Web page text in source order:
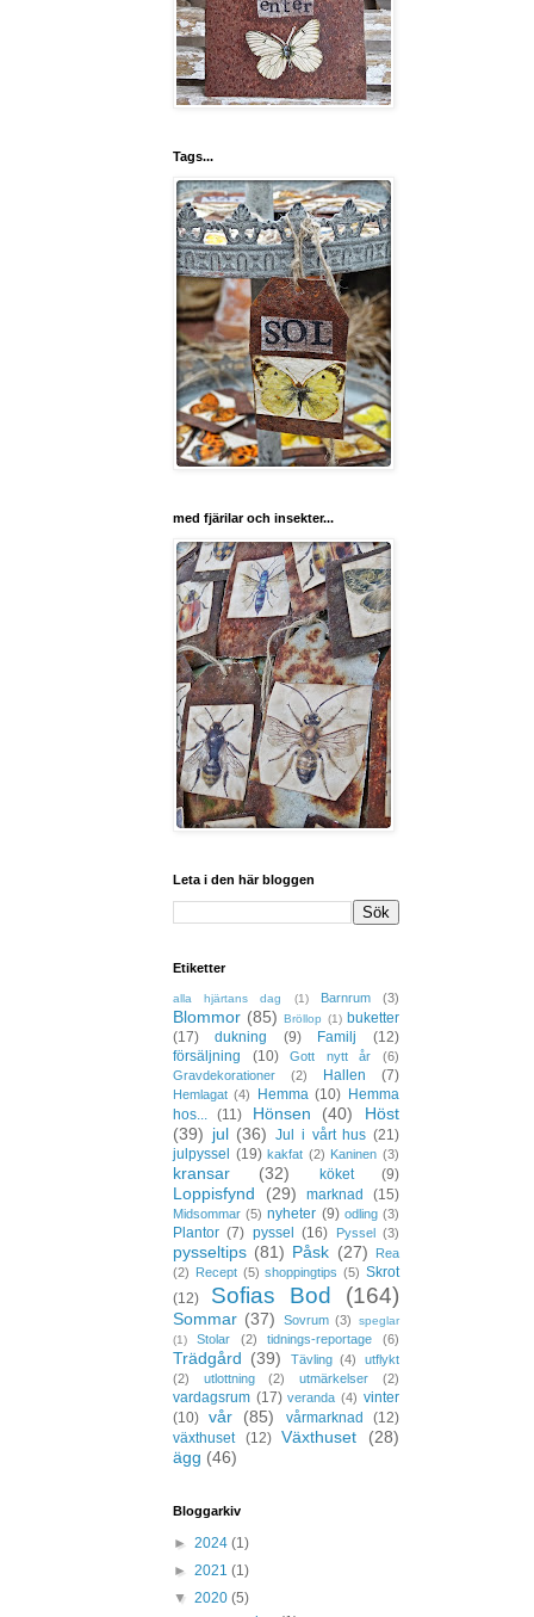
Tags...
med fjärilar och insekter...
Leta i den här bloggen
Etiketter
alla hjärtans dag (1) Barnrum (3)
Blommor (85) Bröllop (1) buketter
(17)
dukning (9) Familj
(12)
försäljning
(10) Gott nytt år
(6)
Gravdekorationer
(2) Hallen (7)
Hemlagat (4) Hemma (10) Hemma
hos...
(11) Hönsen (40)
Höst
(39) jul (36) Jul i vårt hus (21)
julpyssel
(19) kakfat (2) Kaninen (3)
kransar (32) köket (9)
Loppisfynd (29) marknad (15)
Midsommar (5) nyheter (9) odling (3)
Plantor (7) pyssel (16) Pyssel (3)
pysseltips (81) Påsk (27)
Rea
(2) Recept (5) shoppingtips (5) Skrot
(12)
Sofias Bod (164)
Sommar (37) Sovrum (3)
speglar
(1)
Stolar (2) tidnings-reportage (6)
Trädgård (39) Tävling (4)
utflykt
(2)
utlottning (2) utmärkelser (2)
vardagsrum (17) veranda (4) vinter
(10) vår (85) vårmarknad
(12)
växthuset
(12) Växthuset
(28)
ägg (46)
Bloggarkiv
► 2024 (1)
► 2021 (1)
▼ 2020 (5)